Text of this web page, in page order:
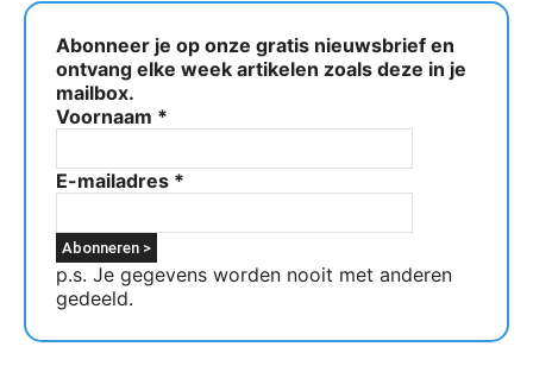
Abonneer je op onze gratis nieuwsbrief en
ontvang elke week artikelen zoals deze in je
mailbox.
Voornaam *
E-mailadres *
p.s. Je gegevens worden nooit met anderen
gedeeld.